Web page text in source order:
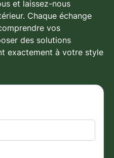
et laissez-nous
Chaque échange
vos
des solutions
exactement à votre style